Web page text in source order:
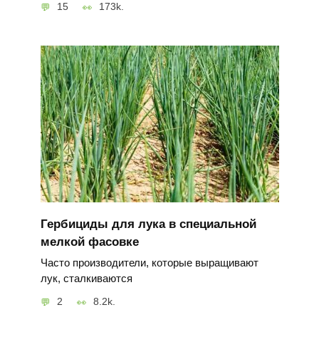
15 173k.
Гербициды для лука в специальной
мелкой фасовке
Часто производители, которые выращивают
лук, сталкиваются
2 8.2k.